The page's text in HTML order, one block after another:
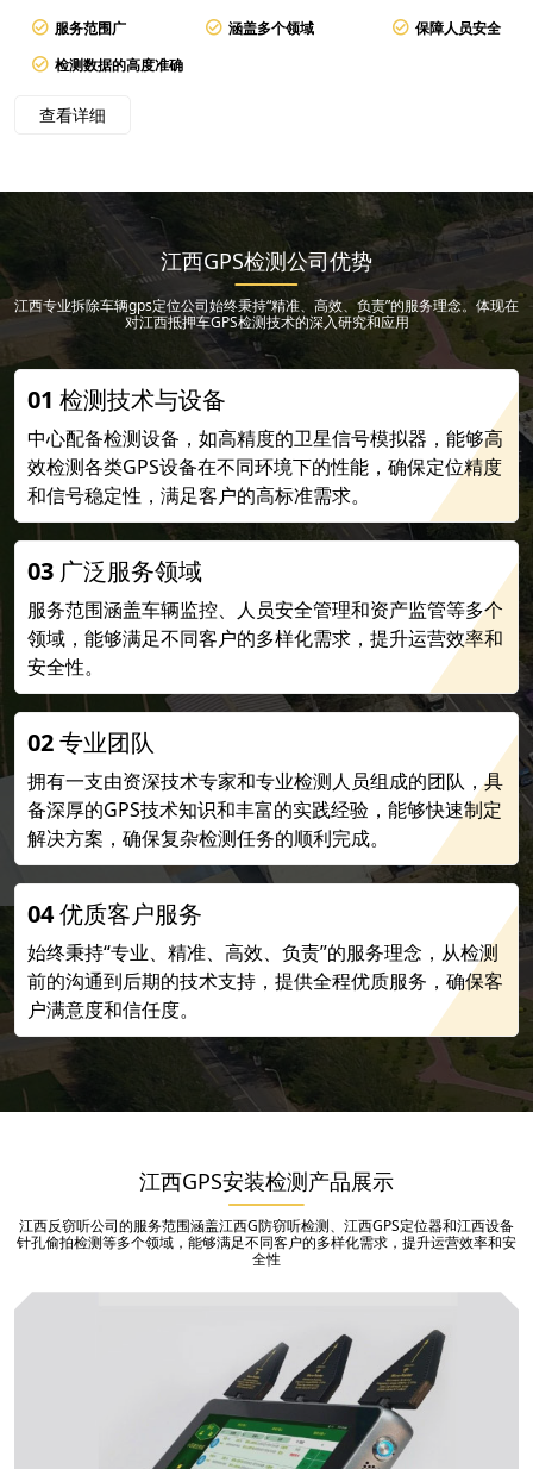
服务范围广 涵盖多个领域
保障人员安全
检测数据的高度准确
查看详细
江西GPS检测公司优势
江西专业拆除车辆gps定位公司始终秉持“精准、高效、负责”的服务理念。体现在
对江西抵押车GPS检测技术的深入研究和应用
01 检测技术与设备
中心配备检测设备，如高精度的卫星信号模拟器，能够高
效检测各类GPS设备在不同环境下的性能，确保定位精度
和信号稳定性，满足客户的高标准需求。
03 广泛服务领域
服务范围涵盖车辆监控、人员安全管理和资产监管等多个
领域，能够满足不同客户的多样化需求，提升运营效率和
安全性。
02专业团队
拥有一支由资深技术专家和专业检测人员组成的团队，具
备深厚的GPS技术知识和丰富的实践经验，能够快速制定
解决方案，确保复杂检测任务的顺利完成。
04优质客户服务
始终秉持“专业、精准、高效、负责”的服务理念，从检测
前的沟通到后期的技术支持，提供全程优质服务，确保客
户满意度和信任度。
江西GPS安装检测产品展示
江西反窃听公司的服务范围涵盖江西G防窃听检测、江西GPS定位器和江西设备
针孔偷拍检测等多个领域，能够满足不同客户的多样化需求，提升运营效率和安
全性